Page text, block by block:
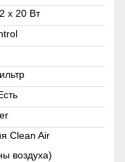
х 20 Вт
Clean Air
воздуха)